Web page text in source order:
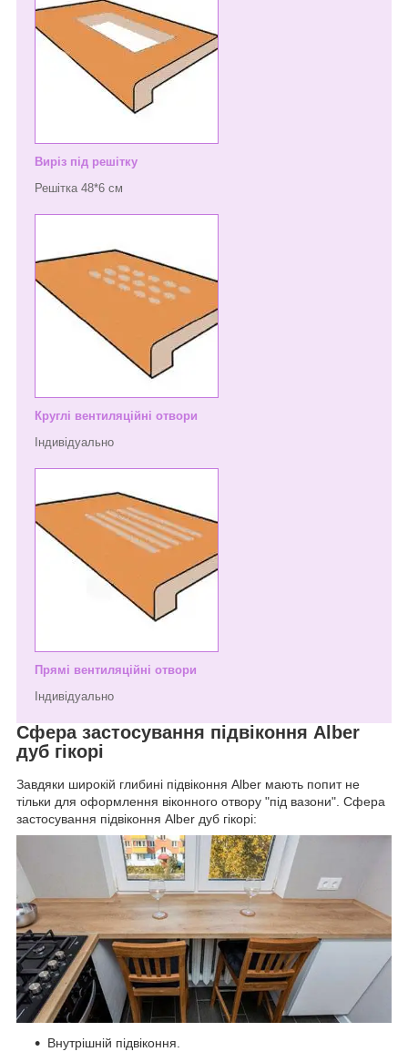
Виріз під решітку
Решітка 48*6 см
Круглі вентиляційні отвори
Індивідуально
Прямі вентиляційні отвори
Індивідуально
Сфера застосування підвіконня Alber
дуб гікорі
Завдяки широкій глибині підвіконня Alber мають попит не
тільки для оформлення віконного отвору "під вазони". Сфера
застосування підвіконня Alber дуб гікорі:
Внутрішній підвіконня.